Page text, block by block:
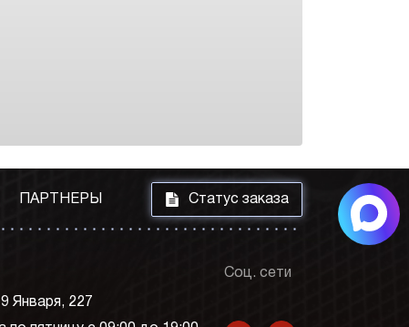
ПАРТНЕРЫ i Статус заказа
Января, 227
Соц. сети